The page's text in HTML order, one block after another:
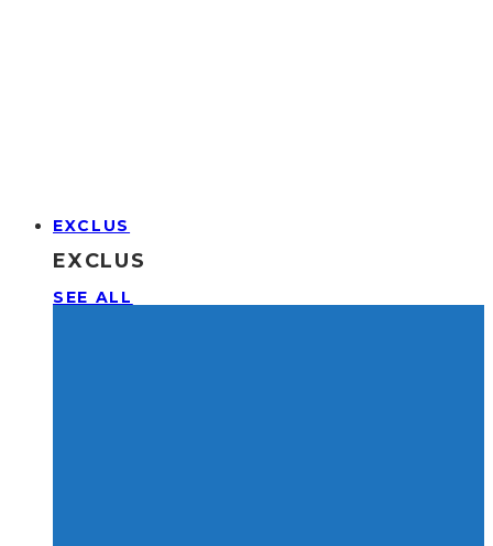
EXCLUS
EXCLUS
SEE ALL